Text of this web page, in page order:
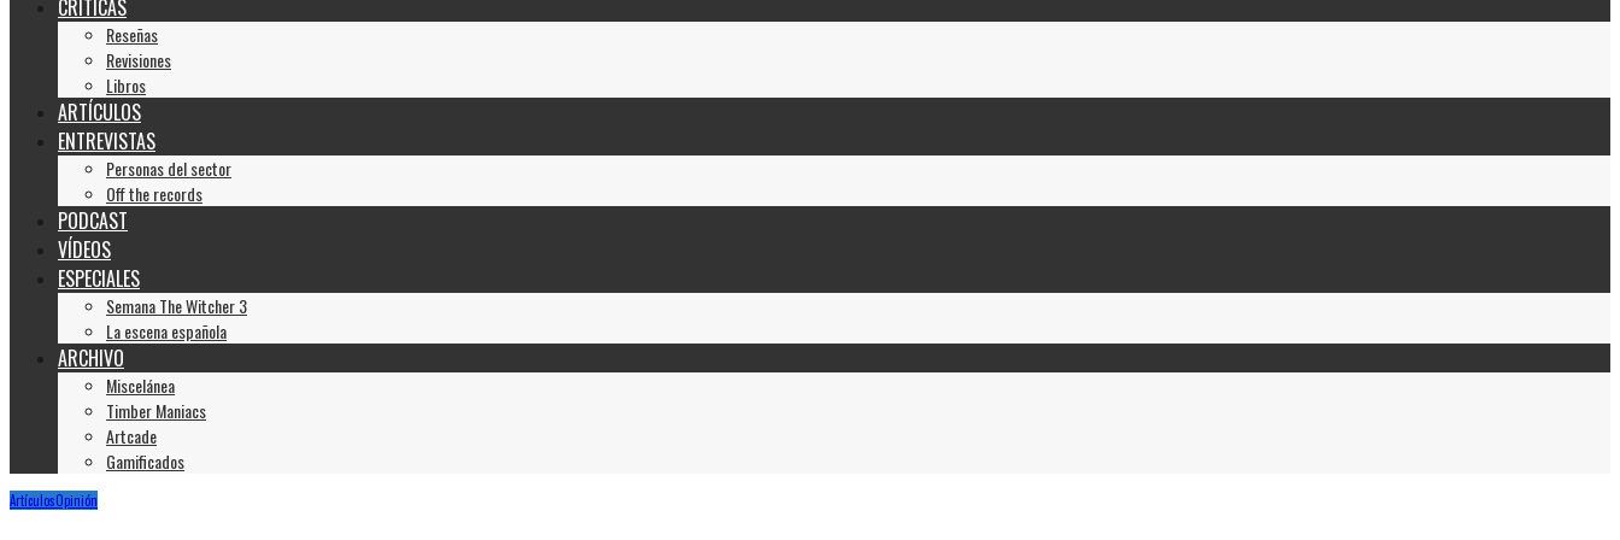
CRÍTICAS
Reseñas
Revisiones
Libros
ARTÍCULOS
ENTREVISTAS
Personas del sector
Off the records
PODCAST
VÍDEOS
ESPECIALES
Semana The Witcher 3
La escena española
ARCHIVO
Miscelánea
Timber Maniacs
Artcade
Gamificados
ArtículosOpinión